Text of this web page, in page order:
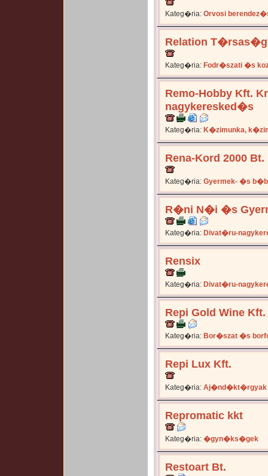
Kateg�ria: Orvosi
Relation T�rsas�g
Kateg�ria: Fodr�szati �s
Remo-Hobby Kft.
nagykeresked�s
Kateg�ria: K�zimunka,
Rena-Kord 2000 Bt.
Kateg�ria: Gyermek- �s
R�ni N�i �s
Kateg�ria: Divat�ru-
Rensix
Kateg�ria: Divat�ru-
Repi Gold Wine Kft.
Kateg�ria: Bor�szat �s
Repi Lux Kft.
Kateg�ria: Aj�nd�kt�rgyak
Repromatic kkt
Kateg�ria: �gyn�ks�gek
Restoart Bt.